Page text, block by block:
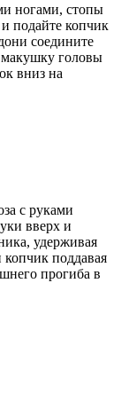
ногами, стопы
подайте копчик
соедините
макушку головы
вниз на
с руками
вверх и
удерживая
поддавая
прогиба в